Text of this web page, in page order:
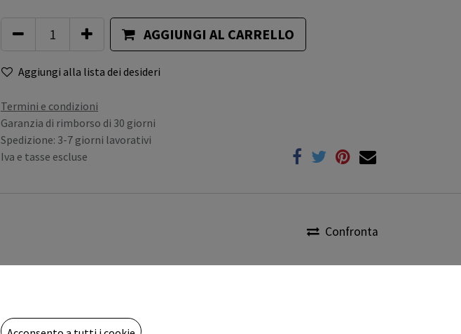
AGGIUNGI AL CARRELLO
Aggiungi alla lista dei desideri
Termini e condizioni
Garanzia di rimborso di 30 giorni
Spedizione: 3-7 giorni lavorativi
Iva e tasse escluse
Confronta